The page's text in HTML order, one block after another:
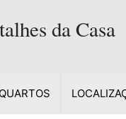
da Casa
QUARTOS